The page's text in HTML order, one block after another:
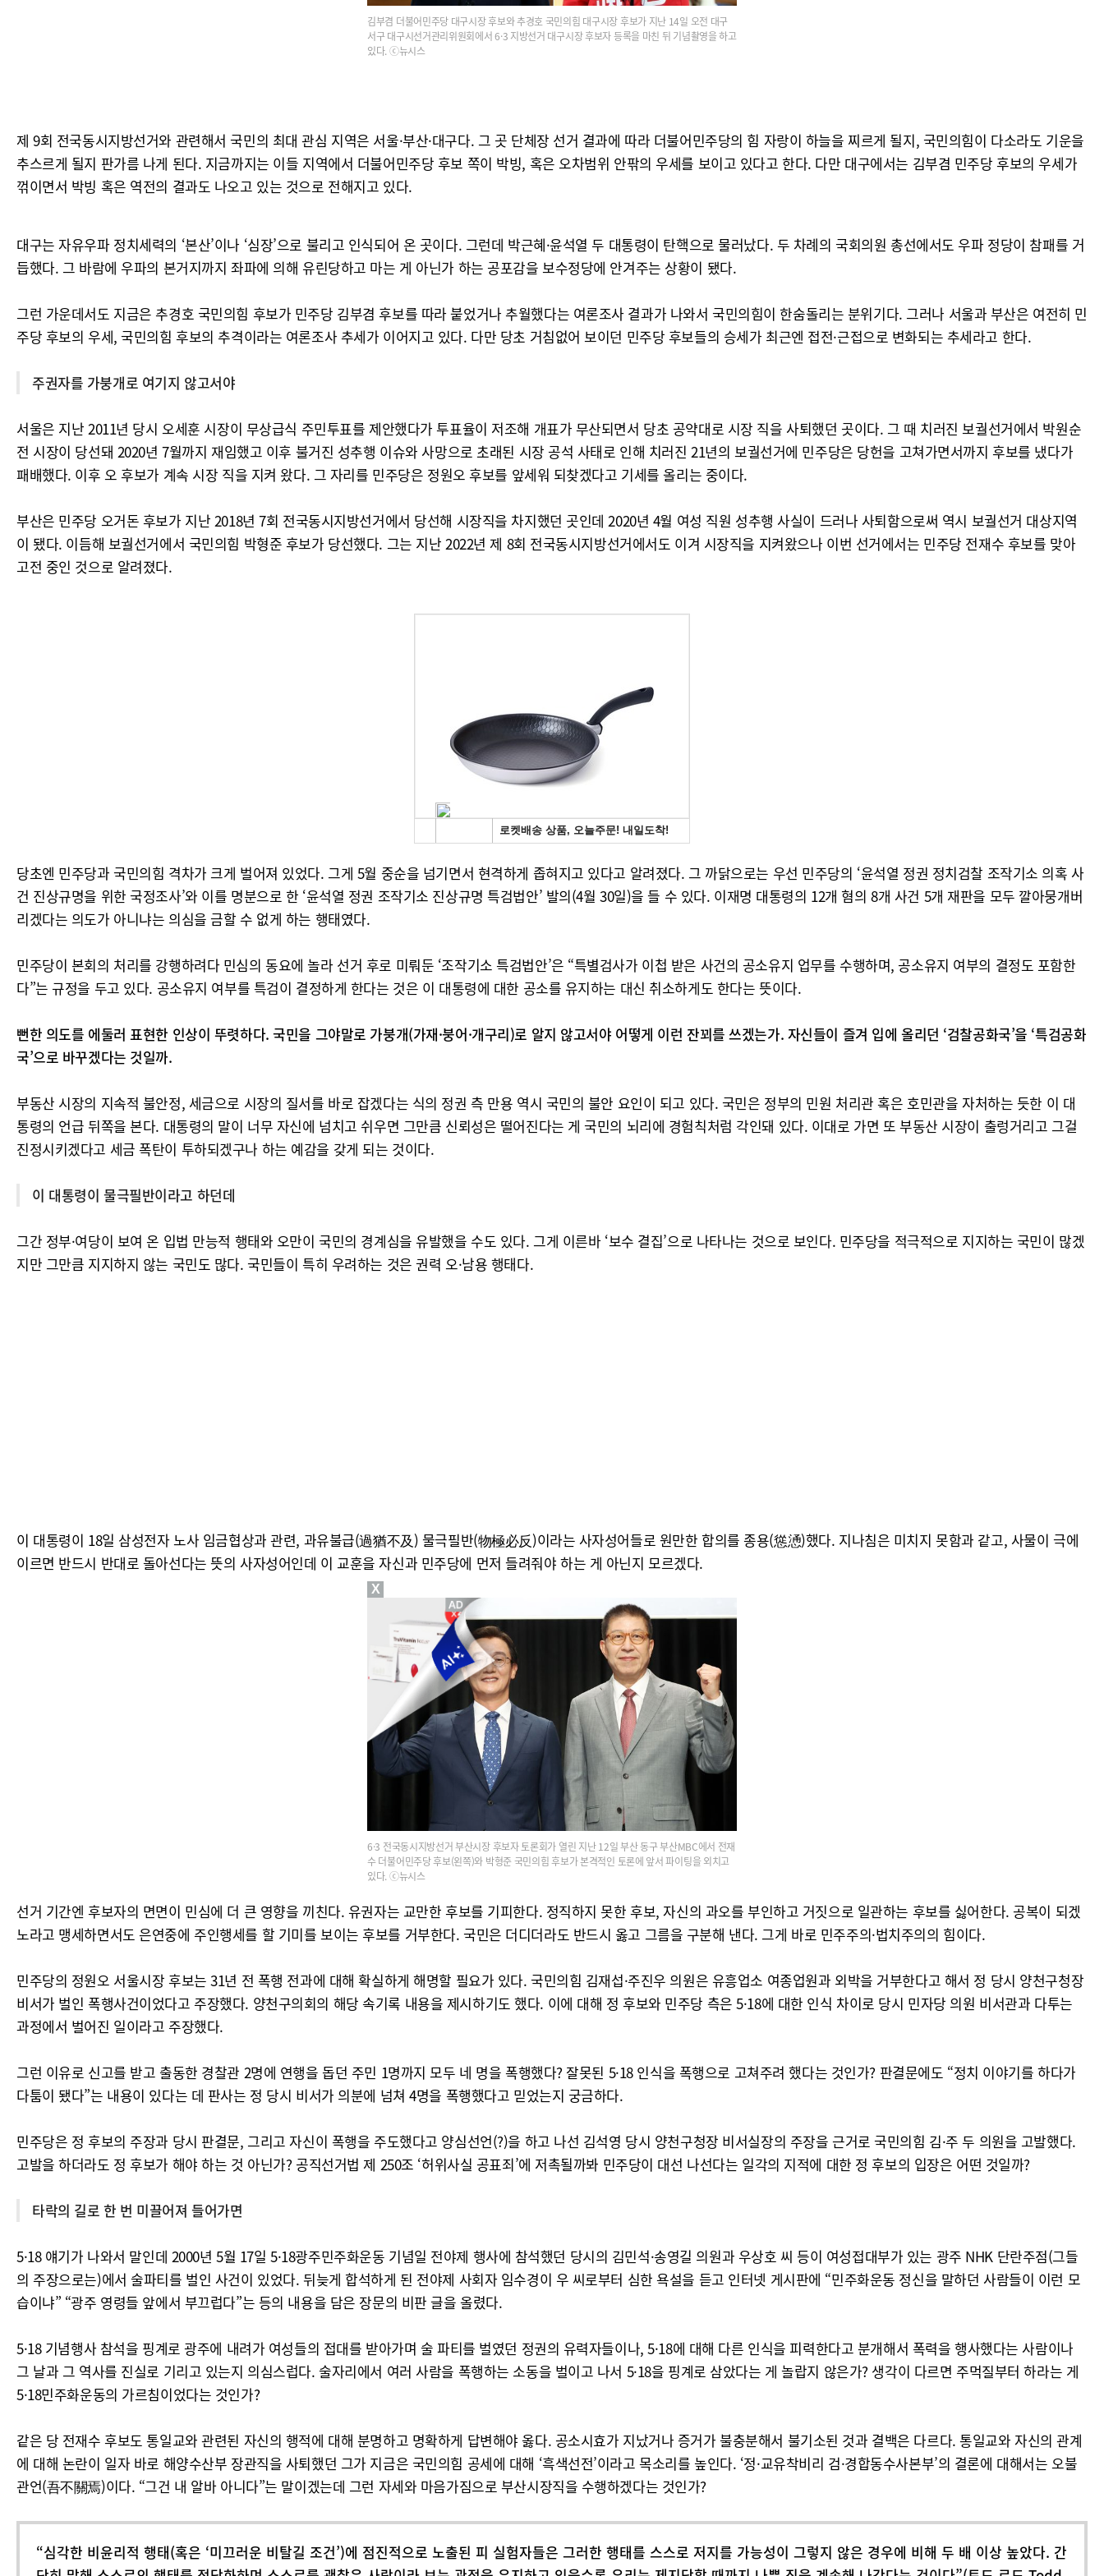
김부겸 더불어민주당 대구시장 후보와 추경호 국민의힘 대구시장 후보가 지난 14일 오전 대구
서구 대구시선거관리위원회에서 6·3 지방선거 대구시장 후보자 등록을 마친 뒤 기념촬영을 하고
있다. ⓒ뉴시스
제 9회 전국동시지방선거와 관련해서 국민의 최대 관심 지역은 서울·부산·대구다. 그 곳 단체장 선거 결과에 따라 더불어민주당의 힘 자랑이 하늘을 찌르게 될지, 국민의힘이 다소라도 기운을
추스르게 될지 판가름 나게 된다. 지금까지는 이들 지역에서 더불어민주당 후보 쪽이 박빙, 혹은 오차범위 안팎의 우세를 보이고 있다고 한다. 다만 대구에서는 김부겸 민주당 후보의 우세가
꺾이면서 박빙 혹은 역전의 결과도 나오고 있는 것으로 전해지고 있다.
대구는 자유우파 정치세력의 ‘본산’이나 ‘심장’으로 불리고 인식되어 온 곳이다. 그런데 박근혜·윤석열 두 대통령이 탄핵으로 물러났다. 두 차례의 국회의원 총선에서도 우파 정당이 참패를 거
듭했다. 그 바람에 우파의 본거지까지 좌파에 의해 유린당하고 마는 게 아닌가 하는 공포감을 보수정당에 안겨주는 상황이 됐다.
그런 가운데서도 지금은 추경호 국민의힘 후보가 민주당 김부겸 후보를 따라 붙었거나 추월했다는 여론조사 결과가 나와서 국민의힘이 한숨돌리는 분위기다. 그러나 서울과 부산은 여전히 민
주당 후보의 우세, 국민의힘 후보의 추격이라는 여론조사 추세가 이어지고 있다. 다만 당초 거침없어 보이던 민주당 후보들의 승세가 최근엔 접전·근접으로 변화되는 추세라고 한다.
주권자를 가붕개로 여기지 않고서야
서울은 지난 2011년 당시 오세훈 시장이 무상급식 주민투표를 제안했다가 투표율이 저조해 개표가 무산되면서 당초 공약대로 시장 직을 사퇴했던 곳이다. 그 때 치러진 보궐선거에서 박원순
전 시장이 당선돼 2020년 7월까지 재임했고 이후 불거진 성추행 이슈와 사망으로 초래된 시장 공석 사태로 인해 치러진 21년의 보궐선거에 민주당은 당헌을 고쳐가면서까지 후보를 냈다가
패배했다. 이후 오 후보가 계속 시장 직을 지켜 왔다. 그 자리를 민주당은 정원오 후보를 앞세워 되찾겠다고 기세를 올리는 중이다.
부산은 민주당 오거돈 후보가 지난 2018년 7회 전국동시지방선거에서 당선해 시장직을 차지했던 곳인데 2020년 4월 여성 직원 성추행 사실이 드러나 사퇴함으로써 역시 보궐선거 대상지역
이 됐다. 이듬해 보궐선거에서 국민의힘 박형준 후보가 당선했다. 그는 지난 2022년 제 8회 전국동시지방선거에서도 이겨 시장직을 지켜왔으나 이번 선거에서는 민주당 전재수 후보를 맞아
고전 중인 것으로 알려졌다.
당초엔 민주당과 국민의힘 격차가 크게 벌어져 있었다. 그게 5월 중순을 넘기면서 현격하게 좁혀지고 있다고 알려졌다. 그 까닭으로는 우선 민주당의 ‘윤석열 정권 정치검찰 조작기소 의혹 사
건 진상규명을 위한 국정조사’와 이를 명분으로 한 ‘윤석열 정권 조작기소 진상규명 특검법안’ 발의(4월 30일)을 들 수 있다. 이재명 대통령의 12개 혐의 8개 사건 5개 재판을 모두 깔아뭉개버
리겠다는 의도가 아니냐는 의심을 금할 수 없게 하는 행태였다.
민주당이 본회의 처리를 강행하려다 민심의 동요에 놀라 선거 후로 미뤄둔 ‘조작기소 특검법안’은 “특별검사가 이첩 받은 사건의 공소유지 업무를 수행하며, 공소유지 여부의 결정도 포함한
다”는 규정을 두고 있다. 공소유지 여부를 특검이 결정하게 한다는 것은 이 대통령에 대한 공소를 유지하는 대신 취소하게도 한다는 뜻이다.
뻔한 의도를 에둘러 표현한 인상이 뚜렷하다. 국민을 그야말로 가붕개(가재·붕어·개구리)로 알지 않고서야 어떻게 이런 잔꾀를 쓰겠는가. 자신들이 즐겨 입에 올리던 ‘검찰공화국’을 ‘특검공화
국’으로 바꾸겠다는 것일까.
부동산 시장의 지속적 불안정, 세금으로 시장의 질서를 바로 잡겠다는 식의 정권 측 만용 역시 국민의 불안 요인이 되고 있다. 국민은 정부의 민원 처리관 혹은 호민관을 자처하는 듯한 이 대
통령의 언급 뒤쪽을 본다. 대통령의 말이 너무 자신에 넘치고 쉬우면 그만큼 신뢰성은 떨어진다는 게 국민의 뇌리에 경험칙처럼 각인돼 있다. 이대로 가면 또 부동산 시장이 출렁거리고 그걸
진정시키겠다고 세금 폭탄이 투하되겠구나 하는 예감을 갖게 되는 것이다.
이 대통령이 물극필반이라고 하던데
그간 정부·여당이 보여 온 입법 만능적 행태와 오만이 국민의 경계심을 유발했을 수도 있다. 그게 이른바 ‘보수 결집’으로 나타나는 것으로 보인다. 민주당을 적극적으로 지지하는 국민이 많겠
지만 그만큼 지지하지 않는 국민도 많다. 국민들이 특히 우려하는 것은 권력 오·남용 행태다.
이 대통령이 18일 삼성전자 노사 임금협상과 관련, 과유불급(過猶不及) 물극필반(物極必反)이라는 사자성어들로 원만한 합의를 종용(慫慂)했다. 지나침은 미치지 못함과 같고, 사물이 극에
이르면 반드시 반대로 돌아선다는 뜻의 사자성어인데 이 교훈을 자신과 민주당에 먼저 들려줘야 하는 게 아닌지 모르겠다.
6·3 전국동시지방선거 부산시장 후보자 토론회가 열린 지난 12일 부산 동구 부산MBC에서 전재
수 더불어민주당 후보(왼쪽)와 박형준 국민의힘 후보가 본격적인 토론에 앞서 파이팅을 외치고
있다. ⓒ뉴시스
선거 기간엔 후보자의 면면이 민심에 더 큰 영향을 끼친다. 유권자는 교만한 후보를 기피한다. 정직하지 못한 후보, 자신의 과오를 부인하고 거짓으로 일관하는 후보를 싫어한다. 공복이 되겠
노라고 맹세하면서도 은연중에 주인행세를 할 기미를 보이는 후보를 거부한다. 국민은 더디더라도 반드시 옳고 그름을 구분해 낸다. 그게 바로 민주주의·법치주의의 힘이다.
민주당의 정원오 서울시장 후보는 31년 전 폭행 전과에 대해 확실하게 해명할 필요가 있다. 국민의힘 김재섭·주진우 의원은 유흥업소 여종업원과 외박을 거부한다고 해서 정 당시 양천구청장
비서가 벌인 폭행사건이었다고 주장했다. 양천구의회의 해당 속기록 내용을 제시하기도 했다. 이에 대해 정 후보와 민주당 측은 5·18에 대한 인식 차이로 당시 민자당 의원 비서관과 다투는
과정에서 벌어진 일이라고 주장했다.
그런 이유로 신고를 받고 출동한 경찰관 2명에 연행을 돕던 주민 1명까지 모두 네 명을 폭행했다? 잘못된 5·18 인식을 폭행으로 고쳐주려 했다는 것인가? 판결문에도 “정치 이야기를 하다가
다툼이 됐다”는 내용이 있다는 데 판사는 정 당시 비서가 의분에 넘쳐 4명을 폭행했다고 믿었는지 궁금하다.
민주당은 정 후보의 주장과 당시 판결문, 그리고 자신이 폭행을 주도했다고 양심선언(?)을 하고 나선 김석영 당시 양천구청장 비서실장의 주장을 근거로 국민의힘 김·주 두 의원을 고발했다.
고발을 하더라도 정 후보가 해야 하는 것 아닌가? 공직선거법 제 250조 ‘허위사실 공표죄’에 저촉될까봐 민주당이 대선 나선다는 일각의 지적에 대한 정 후보의 입장은 어떤 것일까?
타락의 길로 한 번 미끌어져 들어가면
5·18 얘기가 나와서 말인데 2000년 5월 17일 5·18광주민주화운동 기념일 전야제 행사에 참석했던 당시의 김민석·송영길 의원과 우상호 씨 등이 여성접대부가 있는 광주 NHK 단란주점(그들
의 주장으로는)에서 술파티를 벌인 사건이 있었다. 뒤늦게 합석하게 된 전야제 사회자 임수경이 우 씨로부터 심한 욕설을 듣고 인터넷 게시판에 “민주화운동 정신을 말하던 사람들이 이런 모
습이냐” “광주 영령들 앞에서 부끄럽다”는 등의 내용을 담은 장문의 비판 글을 올렸다.
5·18 기념행사 참석을 핑계로 광주에 내려가 여성들의 접대를 받아가며 술 파티를 벌였던 정권의 유력자들이나, 5·18에 대해 다른 인식을 피력한다고 분개해서 폭력을 행사했다는 사람이나
그 날과 그 역사를 진실로 기리고 있는지 의심스럽다. 술자리에서 여러 사람을 폭행하는 소동을 벌이고 나서 5·18을 핑계로 삼았다는 게 놀랍지 않은가? 생각이 다르면 주먹질부터 하라는 게
5·18민주화운동의 가르침이었다는 것인가?
같은 당 전재수 후보도 통일교와 관련된 자신의 행적에 대해 분명하고 명확하게 답변해야 옳다. 공소시효가 지났거나 증거가 불충분해서 불기소된 것과 결백은 다르다. 통일교와 자신의 관계
에 대해 논란이 일자 바로 해양수산부 장관직을 사퇴했던 그가 지금은 국민의힘 공세에 대해 ‘흑색선전’이라고 목소리를 높인다. ‘정·교유착비리 검·경합동수사본부’의 결론에 대해서는 오불
관언(吾不關焉)이다. “그건 내 알바 아니다”는 말이겠는데 그런 자세와 마음가짐으로 부산시장직을 수행하겠다는 것인가?
“심각한 비윤리적 행태(혹은 ‘미끄러운 비탈길 조건’)에 점진적으로 노출된 피 실험자들은 그러한 행태를 스스로 저지를 가능성이 그렇지 않은 경우에 비해 두 배 이상 높았다. 간
X